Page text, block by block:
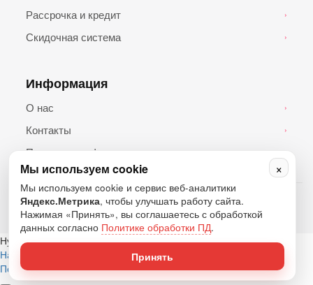
Рассрочка и кредит ›
Скидочная система ›
Информация
О нас ›
Контакты ›
Политика конфиденциальности
© 2026 Топ Андроид. Все права защищены.
×
Мы используем cookie
Мы используем cookie и сервис веб-аналитики
Яндекс.Метрика, чтобы улучшать работу сайта.
Нажимая «Принять», вы соглашаетесь с обработкой
данных согласно Политике обработки ПД.
Принять
Нужна помощь?
Написать в Telegram
Написать в WhatsApp
Позвонить